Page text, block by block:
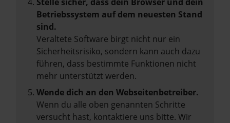
Betriebssystem auf dem neuesten Stand
sind.
Veraltete Software birgt nicht nur ein
Sicherheitsrisiko, sondern kann auch dazu
führen, dass bestimmte Funktionen nicht
mehr unterstützt werden.
Wende dich an den Webseitenbetreiber.
Wenn du alle oben genannten Schritte
versucht hast, kontaktiere uns bitte. Wir